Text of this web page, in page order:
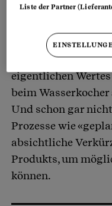
womöglich beim
inzwischen
wurde; dass
eigentlichen
beim
Und schon gar
Prozesse wie
absichtliche
Produkts, um
können.
Liste der Partner